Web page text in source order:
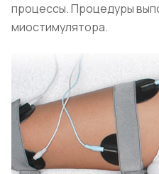
процессы. Процедуры
миостимулятора.